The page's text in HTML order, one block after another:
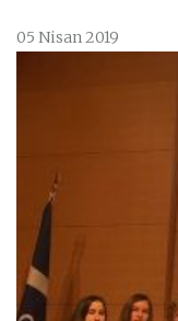
05 Nisan 2019